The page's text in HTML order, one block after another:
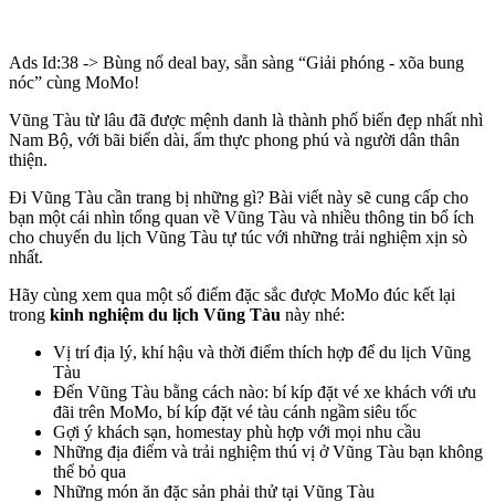
Ads Id:38 -> Bùng nổ deal bay, sẵn sàng “Giải phóng - xõa bung
nóc” cùng MoMo!
Vũng Tàu từ lâu đã được mệnh danh là thành phố biển đẹp nhất nhì
Nam Bộ, với bãi biển dài, ẩm thực phong phú và người dân thân
thiện.
Đi Vũng Tàu cần trang bị những gì? Bài viết này sẽ cung cấp cho
bạn một cái nhìn tổng quan về Vũng Tàu và nhiều thông tin bổ ích
cho chuyến du lịch Vũng Tàu tự túc với những trải nghiệm xịn sò
nhất.
Hãy cùng xem qua một số điểm đặc sắc được MoMo đúc kết lại
trong kinh nghiệm du lịch Vũng Tàu này nhé:
Vị trí địa lý, khí hậu và thời điểm thích hợp để du lịch Vũng
Tàu
Đến Vũng Tàu bằng cách nào: bí kíp đặt vé xe khách với ưu
đãi trên MoMo, bí kíp đặt vé tàu cánh ngầm siêu tốc
Gợi ý khách sạn, homestay phù hợp với mọi nhu cầu
Những địa điểm và trải nghiệm thú vị ở Vũng Tàu bạn không
thể bỏ qua
Những món ăn đặc sản phải thử tại Vũng Tàu